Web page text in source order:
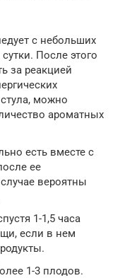
с небольших
После этого
за реакцией
можно
ароматных
есть вместе с
ее
вероятны
1-1,5 часа
если в нем
1-3 плодов.